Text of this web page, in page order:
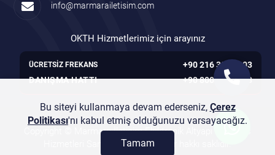
info@marmarailetisim.com
OKTH Hizmetlerimiz için arayınız
ÜCRETSİZ FREKANS
DANIŞMA HATTI
+90 216 305 7103
+90 800 261 7103
Copyright © Marmara İletişim Elektronik Altyapı ve Servis
Hizmetleri San. Tic. Ltd. Şti. - Her hakkı saklıdır.
Bu siteyi kullanmaya devam ederseniz, Çerez
Politikası'nı kabul etmiş olduğunuzu varsayacağız.
Tamam